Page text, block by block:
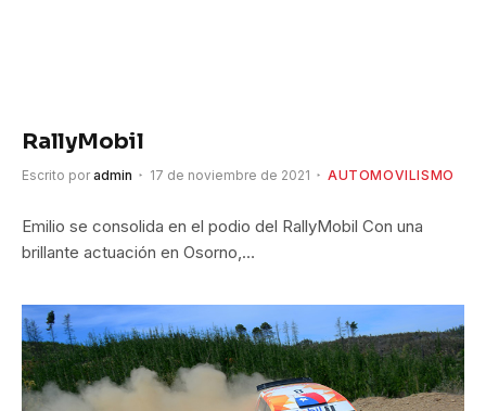
RallyMobil
Escrito por admin 17 de noviembre de 2021 AUTOMOVILISMO
Emilio se consolida en el podio del RallyMobil Con una
brillante actuación en Osorno,…